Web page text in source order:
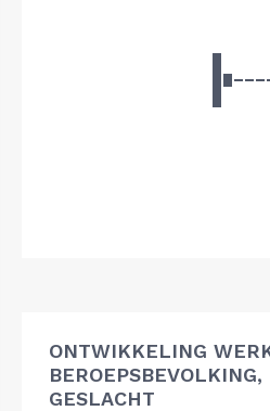
ONTWIKKELING
BEROEPSBEVOLKING,
GESLACHT